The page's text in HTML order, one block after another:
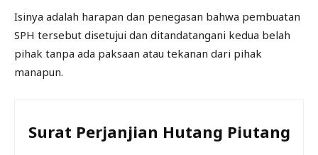
Isinya adalah harapan dan penegasan bahwa pembuatan
SPH tersebut disetujui dan ditandatangani kedua belah
pihak tanpa ada paksaan atau tekanan dari pihak
manapun.
Surat Perjanjian Hutang Piutang